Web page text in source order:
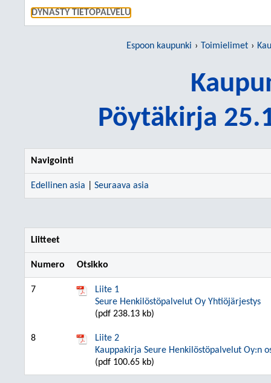
DYNASTY TIETOPALVELU
Espoon kaupunki Toimielimet
Pöytäkirja
Navigointi
Edellinen asia Seuraava asia
Liitteet
Numero Otsikko
7
Liite 1
Seure Henkilöstöpalvelut Oy Yhtiöjärjestys
(pdf 238.13 kb)
8
Liite 2
Kauppakirja Seure Henkilöstöpalvelut Oy:n
(pdf 100.65 kb)